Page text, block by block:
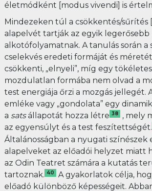
életmódként [modus vivendi] is
Mindezeken túl a csökkentés/sűrítés
alapelvét tartják az egyik legerősebb
alkotófolyamatnak. A tanulás során a
cselekvés eredeti formáját és
csökkenti, „elnyeli”, míg egy
mozdulatlan formába nem olvad a
test energiája őrzi a mozgás jellegét.
emléke vagy „gondolata” egy
a satsállapotát hozza létre 38
, mely
az egyensúlyt és a test feszítettségét.
Általánosságban a nyugati színészek
alapelveket az előadói helyzet miatt
az Odin Teatret számára a kutatás
tartoznak. 40
A gyakorlatok célja,
előadó különböző képességeit.